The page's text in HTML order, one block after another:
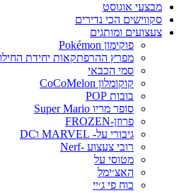
מבצעי אוגוסט
סקווישים הכי נדירים
צעצועים ומותגים
פוקימון Pokémon
מפרץ ההרפתקאות יחידת החילוץ
סמי הכבאי
קוקומלון CoCoMelon
בובות POP
סופר מריו Super Mario
פרוזן-FROZEN
גיבורי על- MARVEL וDC
רובי צעצוע -Nerf
מטוסי על
האצ׳ימל
כוח פי ג׳יי